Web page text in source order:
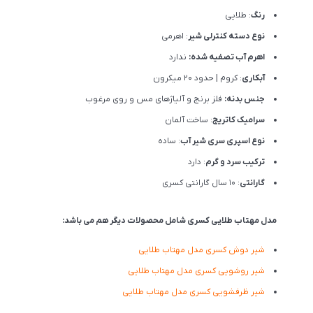
رنگ: طلایی
نوع دسته کنترلی شیر: اهرمی
اهرم آب تصفیه شده: ندارد
آبکاری: کروم | حدود 20 میکرون
جنس بدنه: فلز برنج و آلیاژهای مس و روی مرغوب
سرامیک کاتریج: ساخت آلمان
نوع اسپری سری شیر آب: ساده
ترکیب سرد و گرم: دارد
گارانتی: 10 سال گارانتی کسری
مدل مهتاب طلایی کسری شامل محصولات دیگر هم می باشد:
شیر دوش کسری مدل مهتاب طلایی
شیر روشویی کسری مدل مهتاب طلایی
شیر ظرفشویی کسری مدل مهتاب طلایی